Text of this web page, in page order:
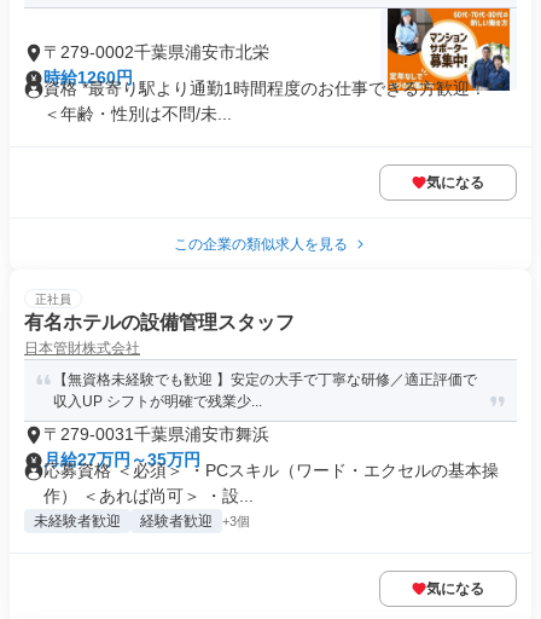
〒279-0002千葉県浦安市北栄
時給1260円
資格 *最寄り駅より通勤1時間程度のお仕事できる方歓迎！* *
＜年齢・性別は不問/未...
気になる
この企業の類似求人を見る
正社員
有名ホテルの設備管理スタッフ
日本管財株式会社
【無資格未経験でも歓迎 】安定の大手で丁寧な研修／適正評価で
収入UP シフトが明確で残業少...
〒279-0031千葉県浦安市舞浜
月給27万円～35万円
応募資格 ＜必須＞ ・PCスキル（ワード・エクセルの基本操
作） ＜あれば尚可＞ ・設...
未経験者歓迎 経験者歓迎 +3個
気になる